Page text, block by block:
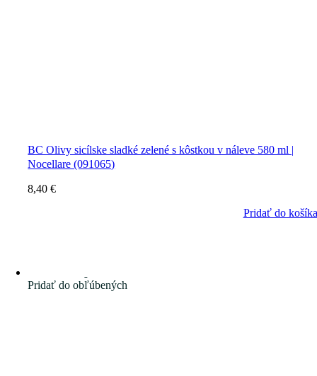
BC Olivy sicílske sladké zelené s kôstkou v náleve 580 ml |
Nocellare (091065)
8,40€
Pridať do košíka
Pridať do obľúbených